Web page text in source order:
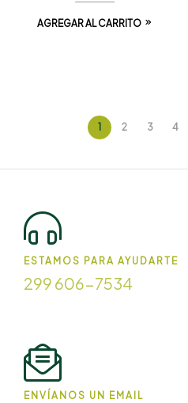
AGREGAR AL CARRITO
1 2 3 4
ESTAMOS PARA AYUDARTE
299 606-7534
ENVÍANOS UN EMAIL